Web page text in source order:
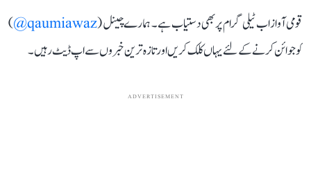
قومی آواز اب ٹیلی گرام پر بھی دستیاب ہے۔ ہمارے چینل (qaumiawaz@
)
کو جوائن کرنے کے لئے یہاں کلک کریں اور تازہ ترین خبروں سے اپ ڈیٹ رہیں۔
ADVERTISEMENT